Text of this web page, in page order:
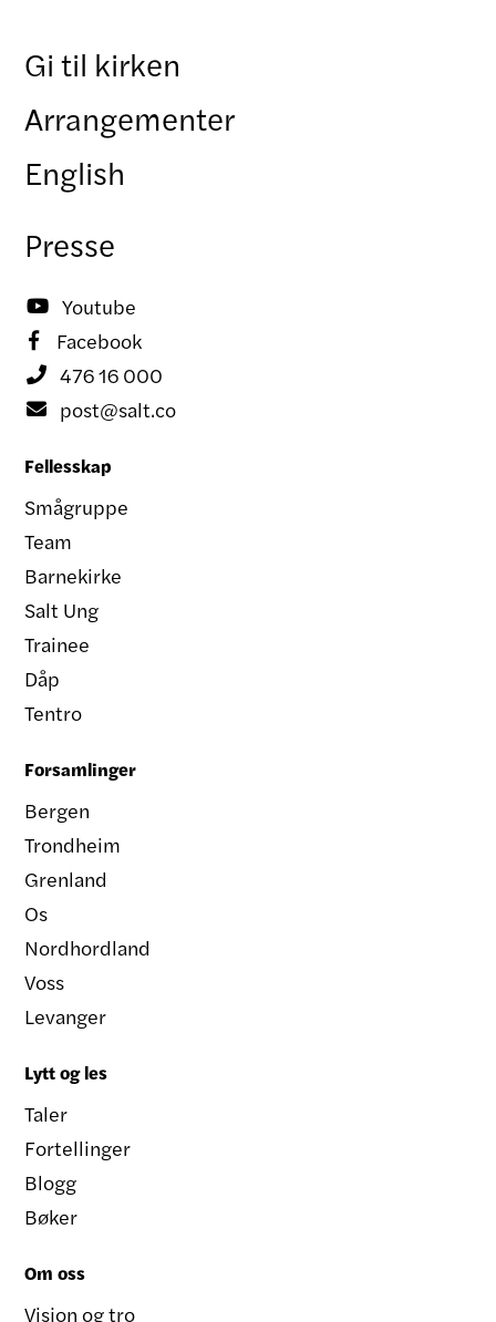
Gi til kirken
Arrangementer
English
Presse
 Youtube
 Facebook
 476 16 000
 post@salt.co
Fellesskap
Smågruppe
Team
Barnekirke
Salt Ung
Trainee
Dåp
Tentro
Forsamlinger
Bergen
Trondheim
Grenland
Os
Nordhordland
Voss
Levanger
Lytt og les
Taler
Fortellinger
Blogg
Bøker
Om oss
Visjon og tro